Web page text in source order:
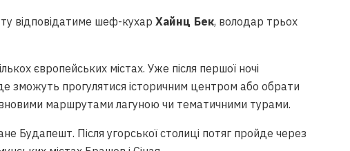
відповідатиме шеф-кухар Хайнц Бек, володар трьох
європейських містах. Уже після першої ночі
зможуть прогулятися історичним центром або обрати
маршрутами лагуною чи тематичними турами.
Будапешт. Після угорської столиці потяг пройде через